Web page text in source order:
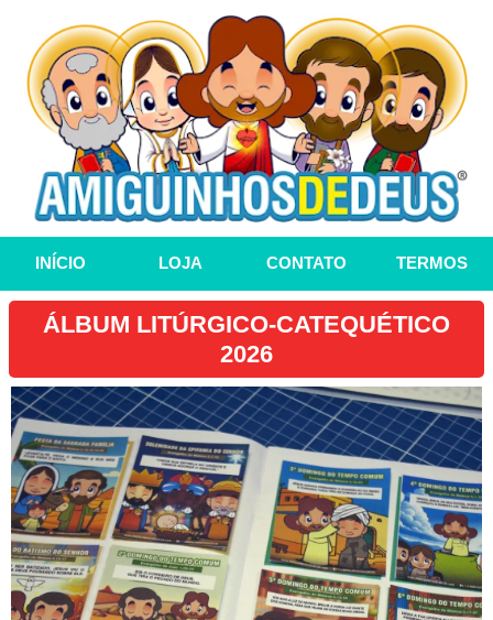
INÍCIO LOJA CONTATO TERMOS
ÁLBUM LITÚRGICO-CATEQUÉTICO
2026